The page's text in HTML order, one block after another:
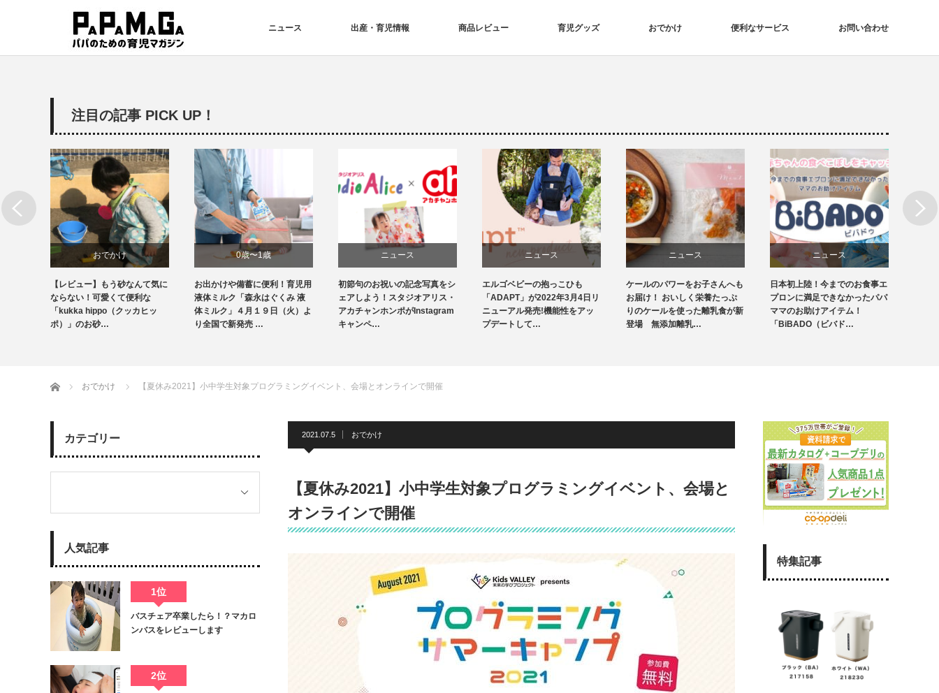
ニュース 出産・育児情報 商品レビュー 育児グッズ おでかけ 便利なサービス お問い合わせ
注目の記事 PICK UP！
おでかけ
商品レビュー
育児グッズ
【レビュー】もう砂なんて気に
ならない！可愛くて便利な
「kukka hippo（クッカヒッ
ポ）」のお砂…
0歳〜1歳
ニュース
出産・育児情報
お出かけや備蓄に便利！育児用
液体ミルク「森永はぐくみ 液
体ミルク」４月１９日（火）よ
り全国で新発売 …
ニュース
初節句のお祝いの記念写真をシ
ェアしよう！スタジオアリス・
アカチャンホンポがInstagram
キャンペ…
ニュース
育児グッズ
エルゴベビーの抱っこひも
「ADAPT」が2022年3月4日リ
ニューアル発売!機能性をアッ
プデートして…
ニュース
授乳・食事
未分類
ケールのパワーをお子さんへも
お届け！ おいしく栄養たっぷ
りのケールを使った離乳食が新
登場 無添加離乳…
ニュース
授乳・食事
日本初上陸！今までのお食事エ
プロンに満足できなかったパパ
ママのお助けアイテム！
「BiBADO（ビバド…
Next
ホーム おでかけ 【夏休み2021】小中学生対象プログラミングイベント、会場とオンラインで開催
2021.07.5 おでかけ
【夏休み2021】小中学生対象プログラミングイベント、会場と
オンラインで開催
カテゴリー
人気記事
1位
バスチェア卒業したら！？マカロ
ンバスをレビューします
2位
特集記事